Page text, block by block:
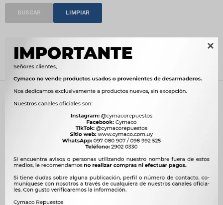

BUSCAR LIMPIAR
Filtrando por: Carrocería Tapones combustible